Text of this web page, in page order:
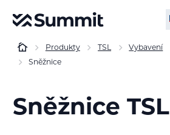
Produkty TSL Vybavení
Sněžnice
Sněžnice TSL